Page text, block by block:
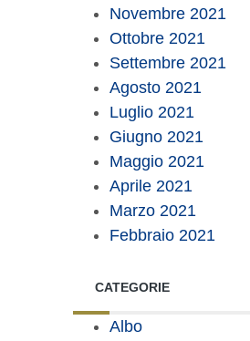
Novembre 2021
Ottobre 2021
Settembre 2021
Agosto 2021
Luglio 2021
Giugno 2021
Maggio 2021
Aprile 2021
Marzo 2021
Febbraio 2021
CATEGORIE
Albo